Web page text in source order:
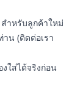
ำหรับลูกค้าใหม่
น (ติดต่อเรา
ใส่ได้จริงก่อน